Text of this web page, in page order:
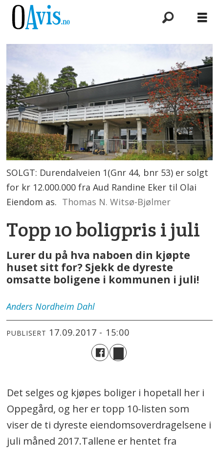
SOLGT: Durendalveien 1(Gnr 44, bnr 53) er solgt
for kr 12.000.000 fra Aud Randine Eker til Olai
Eiendom as. Thomas N. Witsø-Bjølmer
Topp 10 boligpris i juli
Lurer du på hva naboen din kjøpte
huset sitt for? Sjekk de dyreste
omsatte boligene i kommunen i juli!
Anders Nordheim Dahl
PUBLISERT 17.09.2017 - 15:00
Det selges og kjøpes boliger i hopetall her i
Oppegård, og her er topp 10-listen som
viser de ti dyreste eiendomsoverdragelsene i
juli måned 2017.Tallene er hentet fra